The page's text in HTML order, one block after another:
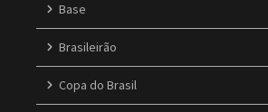
Base
Brasileirão
Copa do Brasil